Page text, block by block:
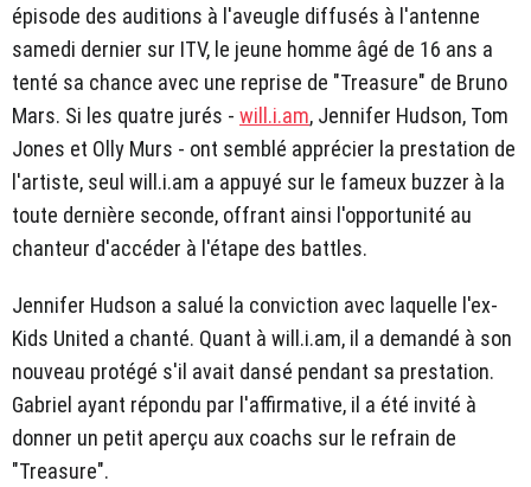
épisode des auditions à l'aveugle diffusés à l'antenne
samedi dernier sur ITV, le jeune homme âgé de 16 ans a
tenté sa chance avec une reprise de "Treasure" de Bruno
Mars. Si les quatre jurés - will.i.am, Jennifer Hudson, Tom
Jones et Olly Murs - ont semblé apprécier la prestation de
l'artiste, seul will.i.am a appuyé sur le fameux buzzer à la
toute dernière seconde, offrant ainsi l'opportunité au
chanteur d'accéder à l'étape des battles.
Jennifer Hudson a salué la conviction avec laquelle l'ex-
Kids United a chanté. Quant à will.i.am, il a demandé à son
nouveau protégé s'il avait dansé pendant sa prestation.
Gabriel ayant répondu par l'affirmative, il a été invité à
donner un petit aperçu aux coachs sur le refrain de
"Treasure".